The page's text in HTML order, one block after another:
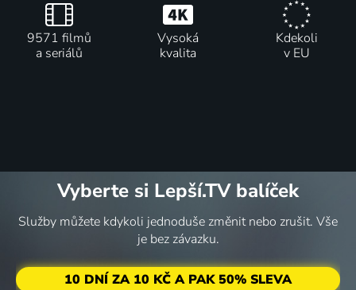
9571 filmů
a seriálů
Vysoká
kvalita
Kdekoli
v EU
Vyberte si Lepší.TV balíček
Služby můžete kdykoli jednoduše změnit nebo zrušit. Vše
je bez závazku.
10 DNÍ ZA 10 KČ A PAK 50% SLEVA